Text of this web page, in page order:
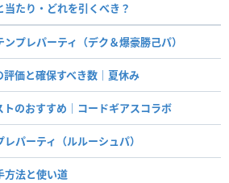
たり・どれを引くべき？
プレパーティ（デク＆爆豪勝己パ）
価と確保すべき数｜夏休み
トのおすすめ｜コードギアスコラボ
パーティ（ルルーシュパ）
方法と使い道